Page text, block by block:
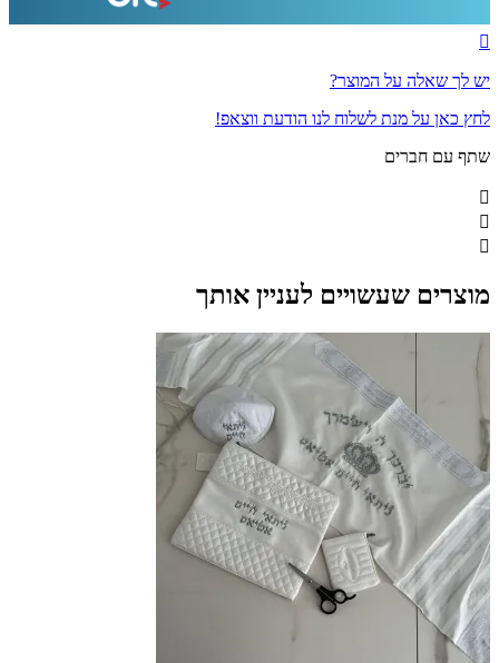
יש לך שאלה על המוצר?
לחץ כאן על מנת לשלוח לנו הודעת ווצאפ!
שתף עם חברים
מוצרים שעשויים לעניין אותך